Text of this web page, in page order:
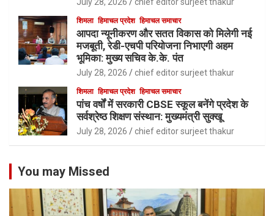
July 28, 2026 chief editor surjeet thakur
शिमला हिमाचल प्रदेश हिमाचल समाचार
आपदा न्यूनीकरण और सतत विकास को मिलेगी नई
मजबूती, रेडी-एचपी परियोजना निभाएगी अहम
भूमिका: मुख्य सचिव के.के. पंत
July 28, 2026 chief editor surjeet thakur
शिमला हिमाचल प्रदेश हिमाचल समाचार
पांच वर्षों में सरकारी CBSE स्कूल बनेंगे प्रदेश के
सर्वश्रेष्ठ शिक्षण संस्थान: मुख्यमंत्री सुक्खू
July 28, 2026 chief editor surjeet thakur
You may Missed